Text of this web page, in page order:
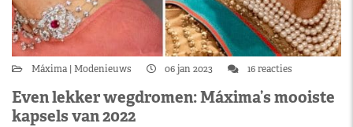
Máxima Modenieuws 06 jan 2023 16 reacties
Even lekker wegdromen: Máxima’s mooiste
kapsels van 2022